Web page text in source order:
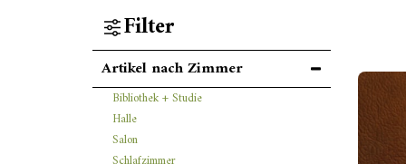
Filter
Artikel nach Zimmer
Bibliothek + Studie
Halle
Salon